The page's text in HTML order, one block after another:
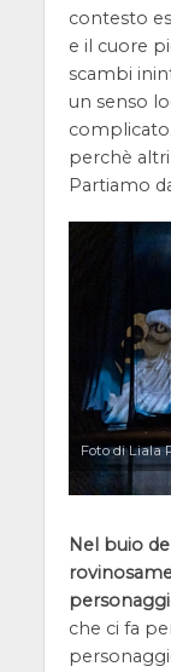
contesto
e il cuore
scambi
un senso
perchè
Partiamo
Foto di Liala
Nel buio
che ci fa